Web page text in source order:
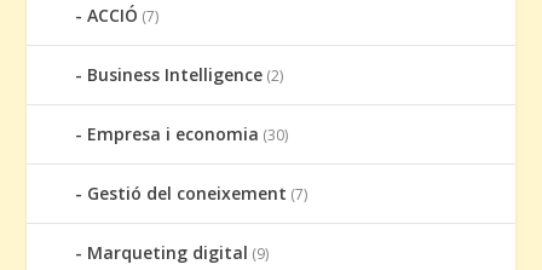
ACCIÓ (7)
Business Intelligence (2)
Empresa i economia (30)
Gestió del coneixement (7)
Marqueting digital (9)